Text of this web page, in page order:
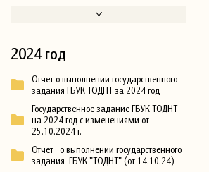
2024 год
Отчет о выполнении государственного
задания ГБУК ТОДНТ за 2024 год
Государственное задание ГБУК ТОДНТ
на 2024 год с изменениями от
25.10.2024 г.
Отчет о выполнении государственного
задания ГБУК "ТОДНТ" (от 14.10.24)